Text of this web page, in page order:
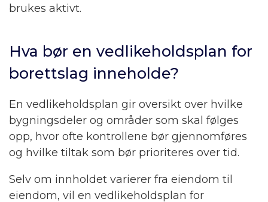
brukes aktivt.
Hva bør en vedlikeholdsplan for
borettslag inneholde?
En vedlikeholdsplan gir oversikt over hvilke
bygningsdeler og områder som skal følges
opp, hvor ofte kontrollene bør gjennomføres
og hvilke tiltak som bør prioriteres over tid.
Selv om innholdet varierer fra eiendom til
eiendom, vil en vedlikeholdsplan for